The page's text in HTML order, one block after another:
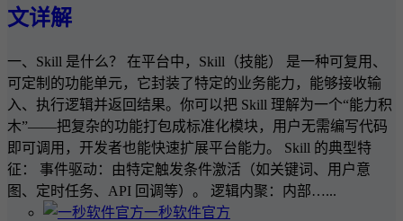
文详解
一、Skill 是什么？ 在平台中，Skill（技能） 是一种可复用、
可定制的功能单元，它封装了特定的业务能力，能够接收输
入、执行逻辑并返回结果。你可以把 Skill 理解为一个“能力积
木”——把复杂的功能打包成标准化模块，用户无需编写代码
即可调用，开发者也能快速扩展平台能力。 Skill 的典型特
征： 事件驱动：由特定触发条件激活（如关键词、用户意
图、定时任务、API 回调等）。 逻辑内聚：内部…...
一秒软件官方